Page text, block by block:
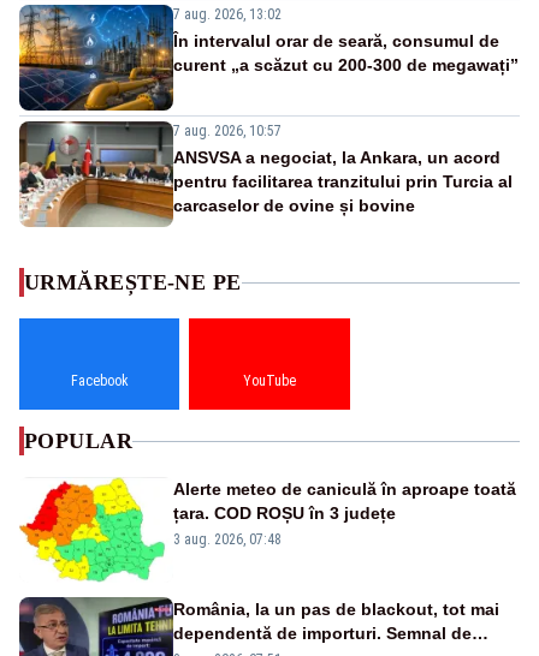
7 aug. 2026, 13:02
În intervalul orar de seară, consumul de
curent „a scăzut cu 200-300 de megawați”
7 aug. 2026, 10:57
ANSVSA a negociat, la Ankara, un acord
pentru facilitarea tranzitului prin Turcia al
carcaselor de ovine și bovine
URMĂREȘTE-NE PE
Facebook YouTube
POPULAR
Alerte meteo de caniculă în aproape toată
țara. COD ROȘU în 3 județe
3 aug. 2026, 07:48
România, la un pas de blackout, tot mai
dependentă de importuri. Semnal de